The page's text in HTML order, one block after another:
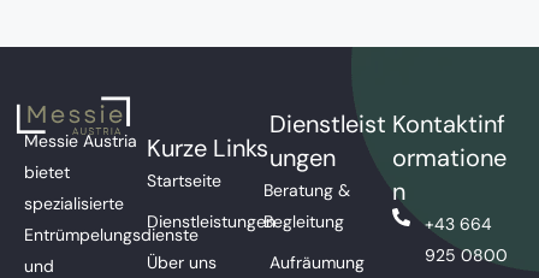
Messie Austria
bietet
spezialisierte
Entrümpelungsdienste
und
Kurze Links
Startseite
Dienstleistungen
Über uns
Dienstleist
ungen
Beratung &
Begleitung
Aufräumung
Kontaktinf
ormatione
n
+43 664
925 0800